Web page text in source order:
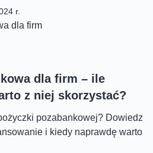
r.
dla firm – ile
z niej skorzystać?
pozabankowej? Dowiedz
i kiedy naprawdę warto